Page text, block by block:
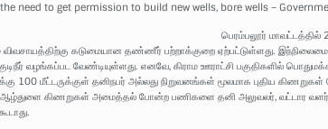
need to get permission to build new wells, bore wells –
பெரம்பலூர்
விவசாயத்திற்கு கடுமையான தண்ணீர் பற்றாக்குறை ஏற்பட்டுள்ளது.
வழங்கப்பட வேண்டியுள்ளது. எனவே, கிராம ஊராட்சி பகுதிகளில்
100 மீட்டருக்குள் தனிநபர் அல்லது நிறுவனங்கள் மூலமாக புதிய
ஆழ்துளை கிணறுகள் அமைத்தல் போன்ற பணிகளை தனி அலுவலர், வட்டார